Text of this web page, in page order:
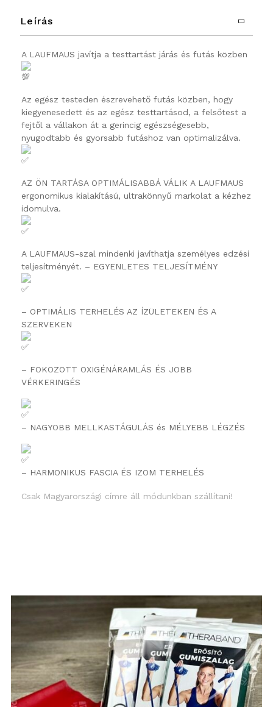
Leírás
A LAUFMAUS javítja a testtartást járás és futás közben
Az egész testeden észrevehető futás közben, hogy
kiegyenesedett és az egész testtartásod, a felsőtest a
fejtől a vállakon át a gerincig egészségesebb,
nyugodtabb és gyorsabb futáshoz van optimalizálva.
AZ ÖN TARTÁSA OPTIMÁLISABBÁ VÁLIK A LAUFMAUS
ergonomikus kialakítású, ultrakönnyű markolat a kézhez
idomulva.
A LAUFMAUS-szal mindenki javíthatja személyes edzési
teljesítményét. – EGYENLETES TELJESÍTMÉNY
– OPTIMÁLIS TERHELÉS AZ ÍZÜLETEKEN ÉS A
SZERVEKEN
– FOKOZOTT OXIGÉNÁRAMLÁS ÉS JOBB
VÉRKERINGÉS
– NAGYOBB MELLKASTÁGULÁS és MÉLYEBB LÉGZÉS
– HARMONIKUS FASCIA ÉS IZOM TERHELÉS
Csak Magyarországi címre áll módunkban szállítani!
Részletek